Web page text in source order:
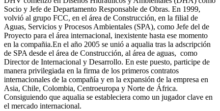
Socio y Jefe de Departamento Responsable de Obras. En 1999,
volvió al grupo FCC, en el área de Construcción, en la filial de
Aguas, Servicios y Procesos Ambientales (SPA), como Jefe del de
Proyecto para el área internacional, inexistente hasta ese momento
en la compañia.En el año 2005 se unió a aqualia tras la adscripción
de SPA desde el área de Construcción, al área de aguas, como
Director de Internacional y Desarrollo. En este puesto, participe de
manera privilegiada en la firma de los primeros contratos
internacionales de la compañía y en la expansión de la empresa en
Asia, Chile, Colombia, Centroeuropa y Norte de África.
Consiguiendo que aqualia se estableciera como un jugador clave en
el mercado internacional.